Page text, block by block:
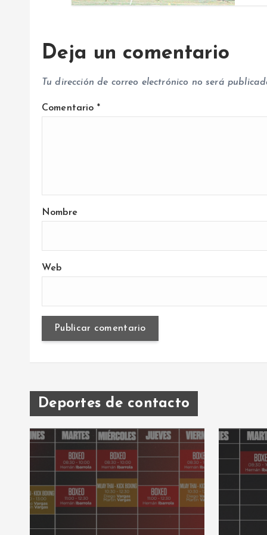
a
d
a
Deja un comentario
Tu dirección de correo electrónico no será
Comentario *
Nombre
Web
Deportes de contacto